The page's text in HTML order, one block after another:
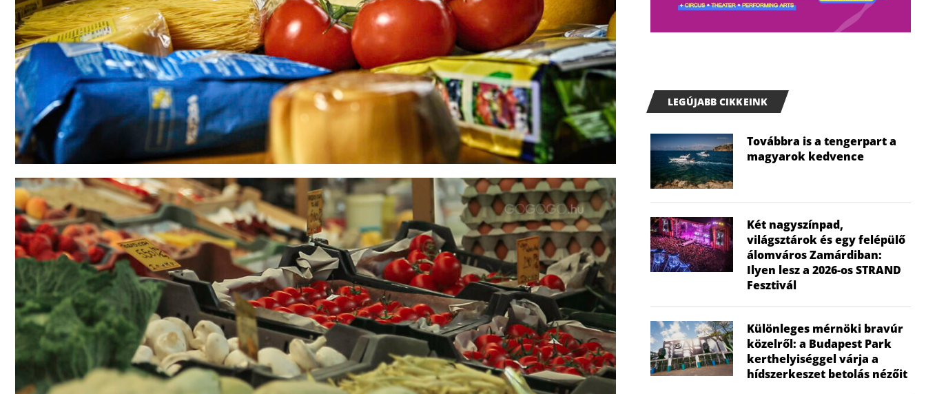
LEGÚJABB CIKKEINK
Továbbra is a tengerpart a
magyarok kedvence
Két nagyszínpad,
világsztárok és egy felépülő
álomváros Zamárdiban:
Ilyen lesz a 2026-os STRAND
Fesztivál
Különleges mérnöki bravúr
közelről: a Budapest Park
kerthelyiséggel várja a
hídszerkeszet betolás nézőit